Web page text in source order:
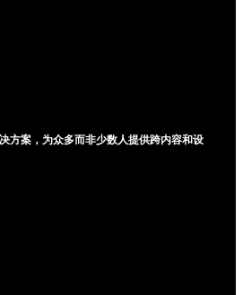
方案，为众多而非少数人提供跨内容和设